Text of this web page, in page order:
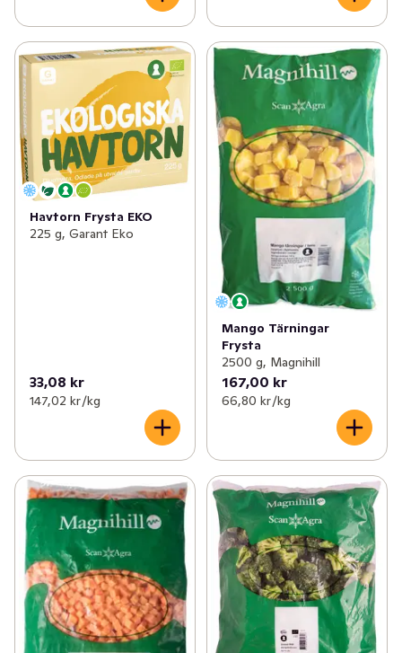
Havtorn Frysta EKO
225 g, Garant Eko
33,08 kr
147,02 kr /kg
Mango Tärningar
Frysta
2500 g, Magnihill
167,00 kr
66,80 kr /kg